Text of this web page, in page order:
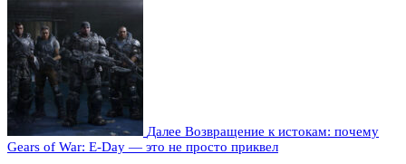
Далее Возвращение к истокам: почему
Gears of War: E-Day — это не просто приквел